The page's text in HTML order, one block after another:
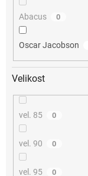
Abacus 0
Oscar Jacobson
Velikost
vel. 85 0
vel. 90 0
vel. 95 0